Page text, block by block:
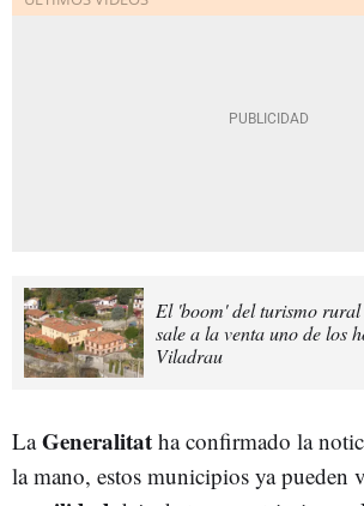
El 'boom' del turismo
sale a la venta uno de los
Viladrau
LaGeneralitat ha confirmado la
la mano, estos municipios ya pueden